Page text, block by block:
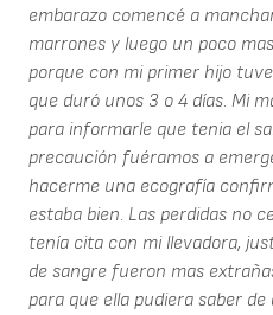
embarazo comencé a
marrones y luego un poco
porque con mi primer hijo
que duró unos 3 o 4 días. Mi
para informarle que tenia el
precaución fuéramos a
hacerme una ecografía
estaba bien. Las perdidas no
tenía cita con mi llevadora,
de sangre fueron mas
para que ella pudiera saber